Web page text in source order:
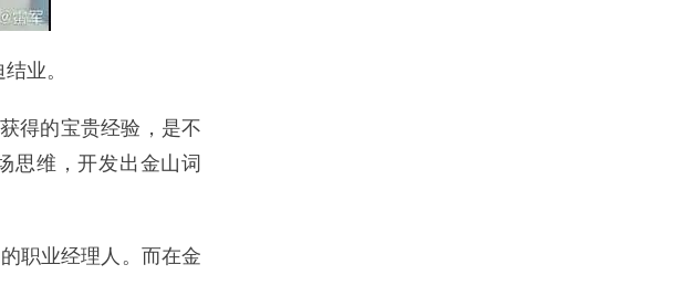
业。
得的宝贵经验，是不
思维，开发出金山词
职业经理人。而在金